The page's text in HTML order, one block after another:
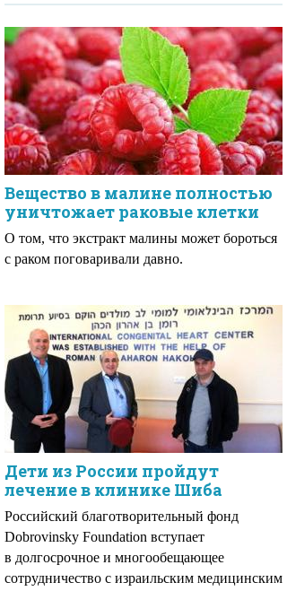
Вещество в малине полностью
уничтожает раковые клетки
О том, что экстракт малины может бороться
с раком поговаривали давно.
Дети из России пройдут
лечение в клинике Шиба
Российский благотворительный фонд
Dobrovinsky Foundation вступает
в долгосрочное и многообещающее
сотрудничество с израильским медицинским